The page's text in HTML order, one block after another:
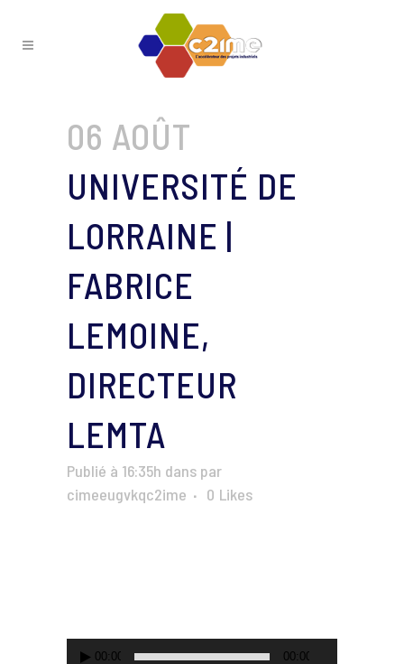
06 AOÛT
UNIVERSITÉ DE
LORRAINE |
FABRICE
LEMOINE,
DIRECTEUR
LEMTA
Publié à 16:35h dans par
cimeeugvkqc2ime
0 Likes
00:00 00:00